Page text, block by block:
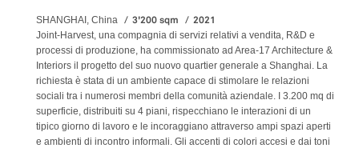
SHANGHAI, China 3'200 sqm 2021
Joint-Harvest, una compagnia di servizi relativi a vendita, R&D e
processi di produzione, ha commissionato ad Area-17 Architecture &
Interiors il progetto del suo nuovo quartier generale a Shanghai. La
richiesta è stata di un ambiente capace di stimolare le relazioni
sociali tra i numerosi membri della comunità aziendale. I 3.200 mq di
superficie, distribuiti su 4 piani, rispecchiano le interazioni di un
tipico giorno di lavoro e le incoraggiano attraverso ampi spazi aperti
e ambienti di incontro informali. Gli accenti di colori accesi e dai toni